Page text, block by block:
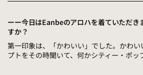
ーー今日はEanbeのアロハを着ていただき
すか？
第一印象は、「かわいい」でした。かわい
プトをその時聞いて、何かシティー・ポッ